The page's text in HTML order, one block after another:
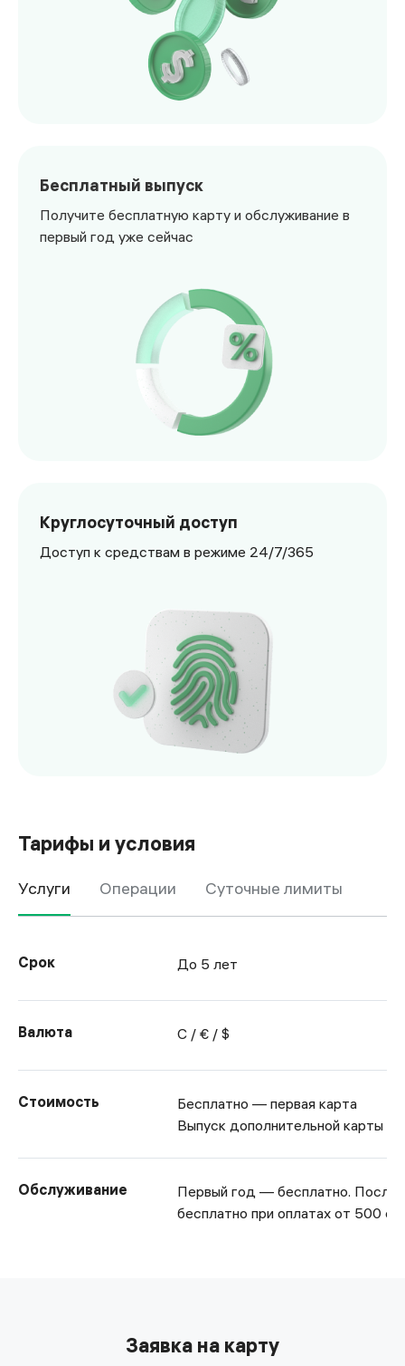
Бесплатный выпуск
Получите бесплатную карту и обслуживание в
первый год уже сейчас
Круглосуточный доступ
Доступ к средствам в режиме 24/7/365
Тарифы и условия
Услуги Операции Суточные лимиты
Срок До 5 лет
Валюта С / € / $
Стоимость
Бесплатно — первая карта
Выпуск дополнительной карты
Обслуживание
Первый год — бесплатно.
бесплатно при оплатах от 500
Заявка на карту